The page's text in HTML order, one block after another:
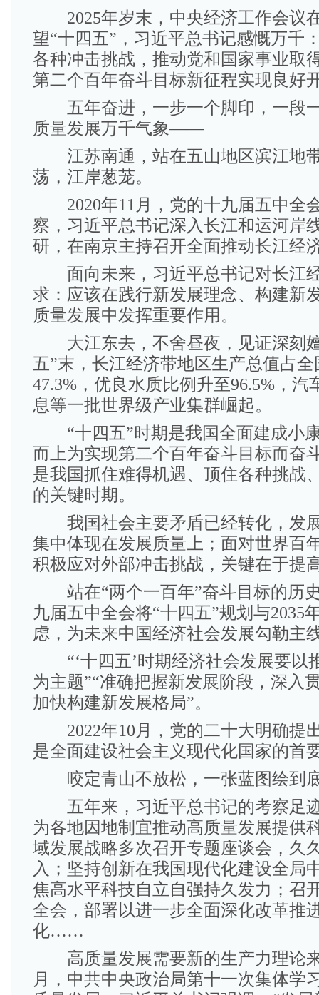
2025年岁末，中央经济工作会议
望“十四五”，习近平总书记感慨万千
各种冲击挑战，推动党和国家事业取
第二个百年奋斗目标新征程实现良好
五年奋进，一步一个脚印，一段
质量发展万千气象——
江苏南通，站在五山地区滨江地
荡，江岸葱茏。
2020年11月，党的十九届五中全
察，习近平总书记深入长江和运河岸
研，在南京主持召开全面推动长江经
面向未来，习近平总书记对长江
求：应该在践行新发展理念、构建新
质量发展中发挥重要作用。
大江东去，不舍昼夜，见证深刻
五”末，长江经济带地区生产总值占
47.3%，优良水质比例升至96.5%，汽
息等一批世界级产业集群崛起。
“十四五”时期是我国全面建成小
而上为实现第二个百年奋斗目标而奋
是我国抓住难得机遇、顶住各种挑战
的关键时期。
我国社会主要矛盾已经转化，发
集中体现在发展质量上；面对世界百
积极应对外部冲击挑战，关键在于提
站在“两个一百年”奋斗目标的历
九届五中全会将“十四五”规划与2035
虑，为未来中国经济社会发展勾勒主
“‘十四五’时期经济社会发展要以
为主题”“准确把握新发展阶段，深入
加快构建新发展格局”。
2022年10月，党的二十大明确提
是全面建设社会主义现代化国家的首
咬定青山不放松，一张蓝图绘到
五年来，习近平总书记的考察足
为各地因地制宜推动高质量发展提供
域发展战略多次召开专题座谈会，久
入；坚持创新在我国现代化建设全局
焦高水平科技自立自强持久发力；召
全会，部署以进一步全面深化改革推
化……
高质量发展需要新的生产力理论来
月，中共中央政治局第十一次集体学